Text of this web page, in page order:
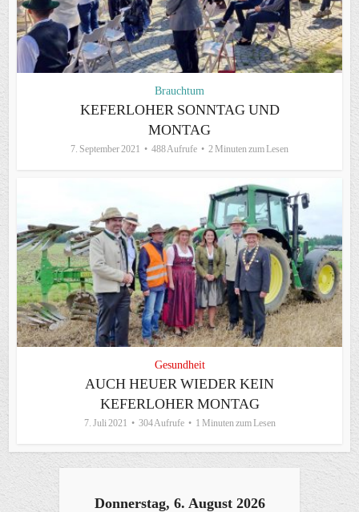
Brauchtum
KEFERLOHER SONNTAG UND
MONTAG
7. September 2021 488 Aufrufe 2 Minuten zum Lesen
Gesundheit
AUCH HEUER WIEDER KEIN
KEFERLOHER MONTAG
7. Juli 2021 304 Aufrufe 1 Minuten zum Lesen
Donnerstag, 6. August 2026